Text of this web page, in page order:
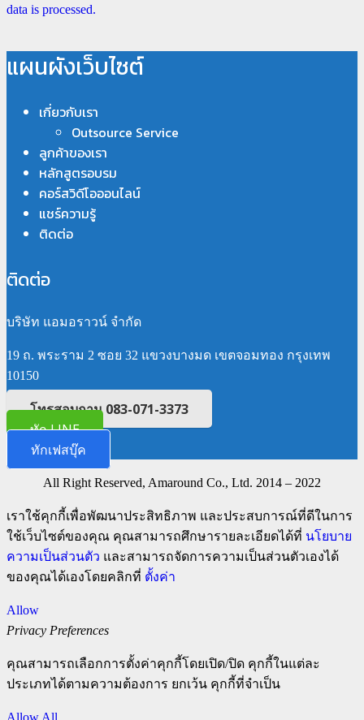
data is processed.
แผนผังเว็บไซต์
เกี่ยวกับเรา
Outsource Service
ลูกค้าของเรา
หลักสูตรอบรม
คอร์สวิดีโอออนไลน์
แชร์ความรู้
ติดต่อ
ติดต่อ
บริษัท แอมอราวน์ จำกัด
19 ถ. พระราม 2 ซอย 32 แขวงบางมด เขตจอมทอง กรุงเทพ
10150
โทรสอบถาม 083-071-3373
ทัก LINE
ทักเฟสบุ๊ค
All Right Reserved, Amaround Co., Ltd. 2014 – 2022
เราใช้คุกกี้เพื่อพัฒนาประสิทธิภาพ และประสบการณ์ที่ดีในการ
ใช้เว็บไซต์ของคุณ คุณสามารถศึกษารายละเอียดได้ที่ นโยบาย
ความเป็นส่วนตัว และสามารถจัดการความเป็นส่วนตัวเองได้
ของคุณได้เองโดยคลิกที่ ตั้งค่า
Allow
Privacy Preferences
คุณสามารถเลือกการตั้งค่าคุกกี้โดยเปิด/ปิด คุกกี้ในแต่ละ
ประเภทได้ตามความต้องการ ยกเว้น คุกกี้ที่จำเป็น